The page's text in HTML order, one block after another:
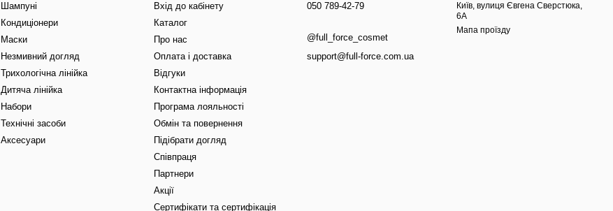
Шампуні
Кондиціонери
Маски
Незмивний догляд
Трихологічна лінійка
Дитяча лінійка
Набори
Технічні засоби
Аксесуари
Вхід до кабінету
Каталог
Про нас
Оплата і доставка
Відгуки
Контактна інформація
Програма лояльності
Обмін та повернення
Підібрати догляд
Співпраця
Партнери
Акції
Сертифікати та сертифікація
050 789-42-79
@full_force_cosmet
support@full-force.com.ua
Київ, вулиця Євгена Сверстюка,
6А
Мапа проїзду